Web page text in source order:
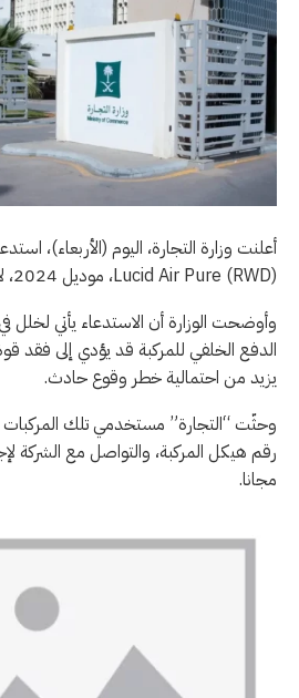
(Lucid Air Pure (RWD، موديل 2024، لاحتمالية وقوع حادث.
وأوضحت الوزارة أن الاستدعاء يأتي
الدفع الخلفي للمركبة قد يؤدي إلى فقد قوة
يزيد من احتمالية خطر وقوع حادث.
وحثّت “التجارة” مستخدمي تلك
رقم هيكل المركبة، والتواصل مع الشركة
مجانا.